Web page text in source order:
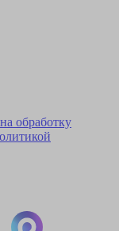
обработку